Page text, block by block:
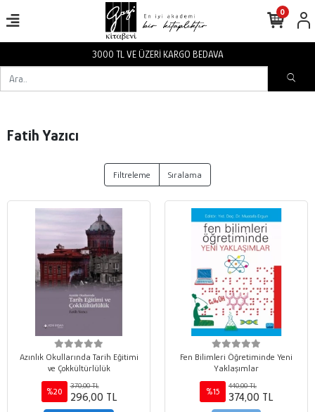
3000 TL VE ÜZERİ KARGO BEDAVA
0
Fatih Yazıcı
Filtreleme Sıralama
Azınlık Okullarında Tarih Eğitimi
ve Çokkültürlülük
%20
370,00 TL
296,00 TL
Fen Bilimleri Öğretiminde Yeni
Yaklaşımlar
%15
440,00 TL
374,00 TL